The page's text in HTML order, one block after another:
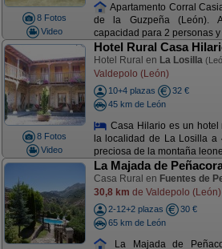
8 Fotos
Video
Apartamento Corral
de la Guzpeña (León).
capacidad para 2 personas y
8 Fotos
Video
Hotel Rural Casa
Hotel Rural en La Losilla
Valdepolo (León)
10+4 plazas
32 €
45 km de León
Casa Hilario es un hotel
la localidad de La Losilla
preciosa de la montaña
La Majada de
Casa Rural en Fuentes de
30,8 km de Valdepolo (León)
2-12+2 plazas
30 €
65 km de León
La Majada de